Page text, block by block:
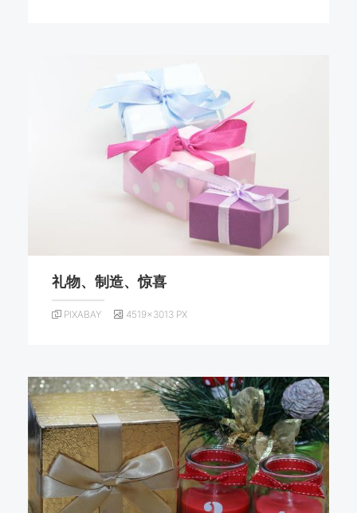
礼物、制造、惊喜
PIXABAY 4519×3013 PX